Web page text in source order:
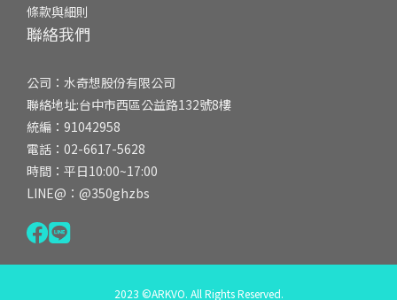
條款與細則
聯絡我們
公司：水奇想股份有限公司
聯絡地址:台中市西區公益路132號8樓
統編：91042958
電話：02-6617-5628
時間：平日10:00~17:00
LINE@：@350ghzbs
2023 ©ARKVO. All Rights Reserved.